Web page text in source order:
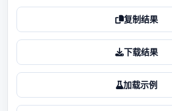
复制结果
下载结果
加载示例